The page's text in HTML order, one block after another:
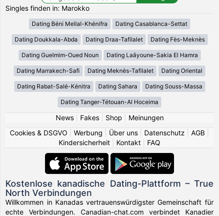
Singles finden in: Marokko
Dating Béni Mellal-Khénifra Dating Casablanca-Settat
Dating Doukkala-Abda Dating Draa-Tafilalet Dating Fès-Meknès
Dating Guelmim-Oued Noun Dating Laâyoune-Sakia El Hamra
Dating Marrakech-Safi Dating Meknès-Tafilalet Dating Oriental
Dating Rabat-Salé-Kénitra Dating Sahara Dating Souss-Massa
Dating Tanger-Tétouan-Al Hoceima
News| Fakes| Shop
Meinungen
Cookies & DSGVO
Werbung Über uns Datenschutz AGB
Kindersicherheit
Kontakt FAQ
Kostenlose kanadische Dating-Plattform – True
North Verbindungen
Willkommen in Kanadas vertrauenswürdigster Gemeinschaft für
echte Verbindungen. Canadian-chat.com verbindet Kanadier